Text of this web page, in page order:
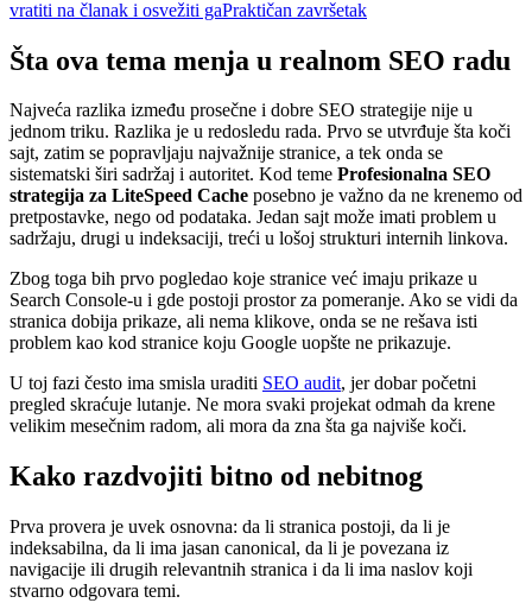
vratiti na članak i osvežiti gaPraktičan završetak
Šta ova tema menja u realnom SEO radu
Najveća razlika između prosečne i dobre SEO strategije nije u
jednom triku. Razlika je u redosledu rada. Prvo se utvrđuje šta koči
sajt, zatim se popravljaju najvažnije stranice, a tek onda se
sistematski širi sadržaj i autoritet. Kod teme Profesionalna SEO
strategija za LiteSpeed Cache posebno je važno da ne krenemo od
pretpostavke, nego od podataka. Jedan sajt može imati problem u
sadržaju, drugi u indeksaciji, treći u lošoj strukturi internih linkova.
Zbog toga bih prvo pogledao koje stranice već imaju prikaze u
Search Console-u i gde postoji prostor za pomeranje. Ako se vidi da
stranica dobija prikaze, ali nema klikove, onda se ne rešava isti
problem kao kod stranice koju Google uopšte ne prikazuje.
U toj fazi često ima smisla uraditi SEO audit, jer dobar početni
pregled skraćuje lutanje. Ne mora svaki projekat odmah da krene
velikim mesečnim radom, ali mora da zna šta ga najviše koči.
Kako razdvojiti bitno od nebitnog
Prva provera je uvek osnovna: da li stranica postoji, da li je
indeksabilna, da li ima jasan canonical, da li je povezana iz
navigacije ili drugih relevantnih stranica i da li ima naslov koji
stvarno odgovara temi.